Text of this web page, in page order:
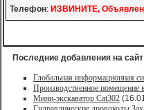
Телефон: ИЗВИНИТЕ,
Последние добавления на
Глобальная информационная
Производственное помещение
Мини-экскаватор Cat302